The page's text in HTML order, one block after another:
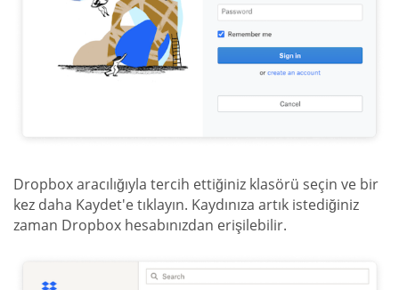
Dropbox aracılığıyla tercih ettiğiniz klasörü seçin ve bir
kez daha Kaydet'e tıklayın. Kaydınıza artık istediğiniz
zaman Dropbox hesabınızdan erişilebilir.